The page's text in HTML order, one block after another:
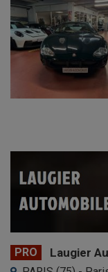
PRO Laugier